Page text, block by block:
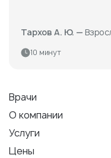
Тархов А. Ю. — Взрослый и
10 минут
Врачи
О компании
Услуги
Цены